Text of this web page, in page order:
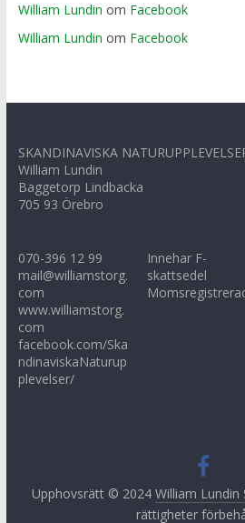
William Lundin om Facebook
William Lundin om Facebook
SKANDINAVISKA
William Lundin
Baggetorp Lindbacka
705 93 Örebro
070-396 12 99
mail@williamstorg.
com
www.williamstorg.
com
facebook.com/Ska
ndinaviskaNaturup
plevelser/
Innehar F-
skattsedel
Upphovsrätt © 2024William Lundin
rättigheter